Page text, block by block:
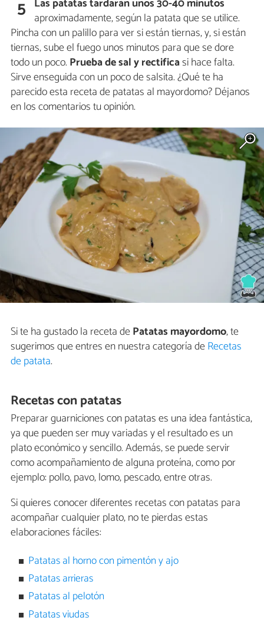
5 aproximadamente, según la patata que se utilice.
Pincha con un palillo para ver si están tiernas, y, si están
tiernas, sube el fuego unos minutos para que se dore
todo un poco. Prueba de sal y rectificasi hace falta.
Sirve enseguida con un poco de salsita. ¿Qué te ha
parecido esta receta de patatas al mayordomo? Déjanos
en los comentarios tu opinión.
Si te ha gustado la receta dePatatas mayordomo, te
sugerimos que entres en nuestra categoría deRecetas
de patata.
Recetas con patatas
Preparar guarniciones con patatas es una idea fantástica,
ya que pueden ser muy variadas y el resultado es un
plato económico y sencillo. Además, se puede servir
como acompañamiento de alguna proteína, como por
ejemplo: pollo, pavo, lomo, pescado, entre otras.
Si quieres conocer diferentes recetas con patatas para
acompañar cualquier plato, no te pierdas estas
elaboraciones fáciles:
Patatas al horno con pimentón y ajo
Patatas arrieras
Patatas al pelotón
Patatas viudas